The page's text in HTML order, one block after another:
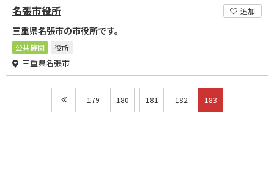
名張市役所 追加
三重県名張市の市役所です。
公共機関 役所
三重県名張市
179 180 181 182 183